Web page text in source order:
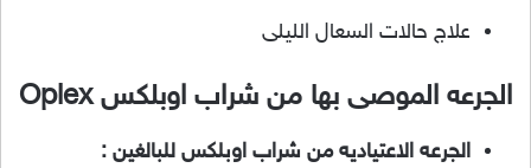
علاج حالات السعال الليلى
الجرعه الموصى بها من شراب اوبلكس Oplex
الجرعه الاعتياديه من شراب اوبلكس للبالغين :